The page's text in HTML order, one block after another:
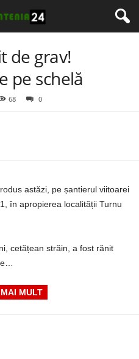
de grav!
pe schelă
68 0
astăzi, pe șantierul viitoarei
în apropierea localității Turnu
cetățean străin, a fost rănit
MULT